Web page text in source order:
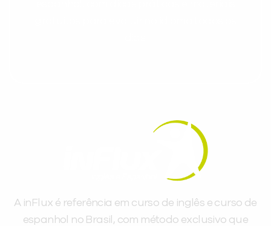
A inFlux é referência em curso de inglês e curso de
espanhol no Brasil, com método exclusivo que